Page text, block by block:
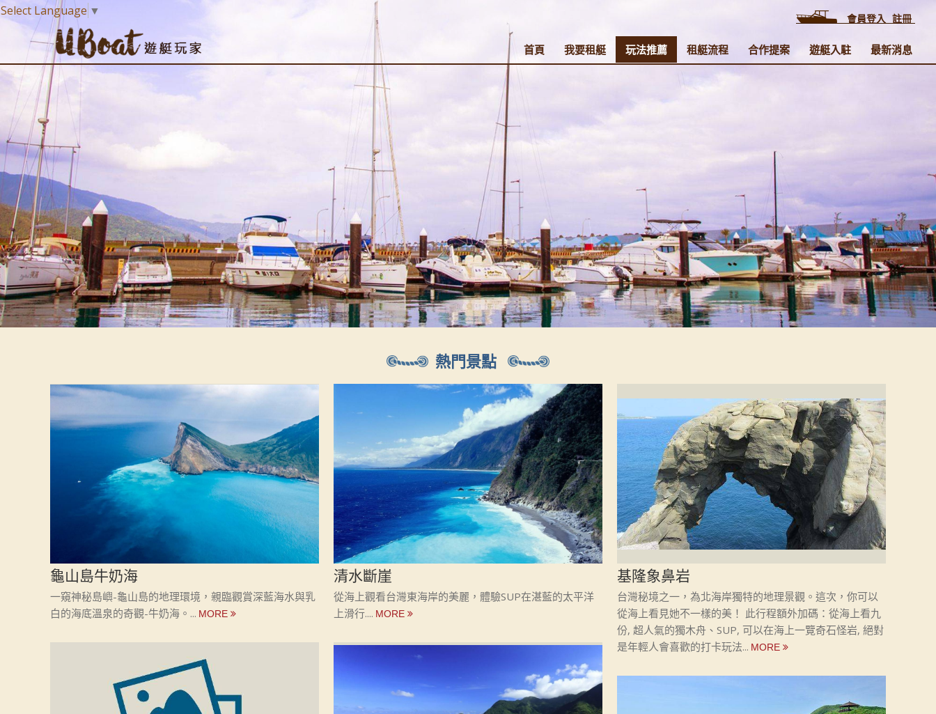
Select Language ▼
會員登入 註冊
首頁 我要租艇 玩法推薦 租艇流程 合作提案 遊艇入駐 最新消息
熱門景點
龜山島牛奶海
一窺神秘島嶼-龜山島的地理環境，親臨觀賞深藍海水與乳
白的海底溫泉的奇觀-牛奶海。...
清水斷崖
從海上觀看台灣東海岸的美麗，體驗SUP在湛藍的太平洋
上滑行....
基隆象鼻岩
台灣秘境之一，為北海岸獨特的地理景觀。這次，你可以
從海上看見她不一樣的美！ 此行程額外加碼：從海上看九
份, 超人氣的獨木舟、SUP, 可以在海上一覽奇石怪岩, 絕對
是年輕人會喜歡的打卡玩法...